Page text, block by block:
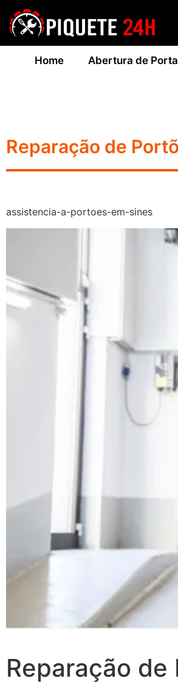
Home Abertura de
Reparação de
assistencia-a-portoes-em-sines
Reparação